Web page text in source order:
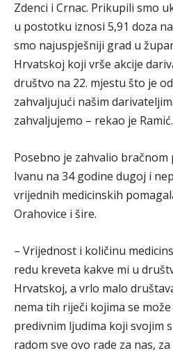
Zdenci i Crnac. Prikupili smo
u postotku iznosi 5,91 doza
smo najuspješniji grad u
Hrvatskoj koji vrše akcije
društvo na 22. mjestu što je
zahvaljujući našim
zahvaljujemo – rekao je Ramić.
Posebno je zahvalio bračnom
Ivanu na 34 godine dugoj i
vrijednih medicinskih
Orahovice i šire.
– Vrijednost i količinu
redu kreveta kakve mi u
Hrvatskoj, a vrlo malo
nema tih riječi kojima se
predivnim ljudima koji svojim
radom sve ovo rade za nas,